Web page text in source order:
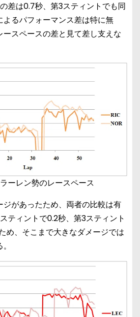
差は0.7秒、第3スティントでも同
るパフォーマンス差は特に無
ースペースの差と見て差し支えな
ーレン勢のレースペース
があったため、両者の比較は有
ティントで0.2秒、第3スティント
め、そこまで大きなダメージでは